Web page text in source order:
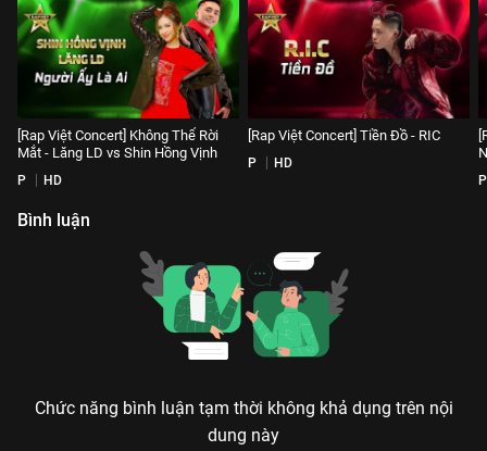
[Rap Việt Concert] Không Thể Rời
Mắt - Lăng LD vs Shin Hồng Vịnh
P HD
[Rap Việt Concert] Tiền Đồ - RIC
P HD
P
Bình luận
Chức năng bình luận tạm thời không khả dụng trên nội
dung này